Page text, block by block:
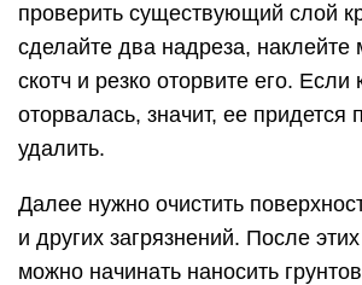
проверить существующий слой
сделайте два надреза,
скотч и резко оторвите его. Если
оторвалась, значит, ее придется
удалить.
Далее нужно очистить
и других загрязнений. После
можно начинать наносить